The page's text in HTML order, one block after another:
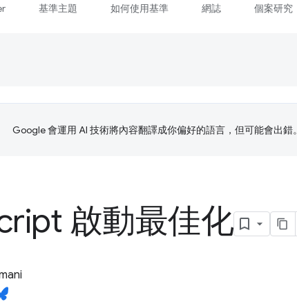
基準主題 如何使用基準 網誌 個案研究
Google 會運用 AI 技術將內容翻譯成你偏好的語言，但可能會出錯。
啟動最佳化